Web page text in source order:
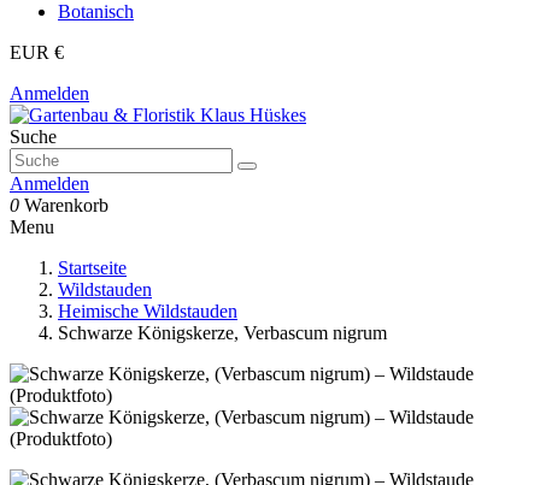
Botanisch
EUR €
Anmelden
Suche
Anmelden
0 Warenkorb
Menu
Startseite
Wildstauden
Heimische Wildstauden
Schwarze Königskerze, Verbascum nigrum